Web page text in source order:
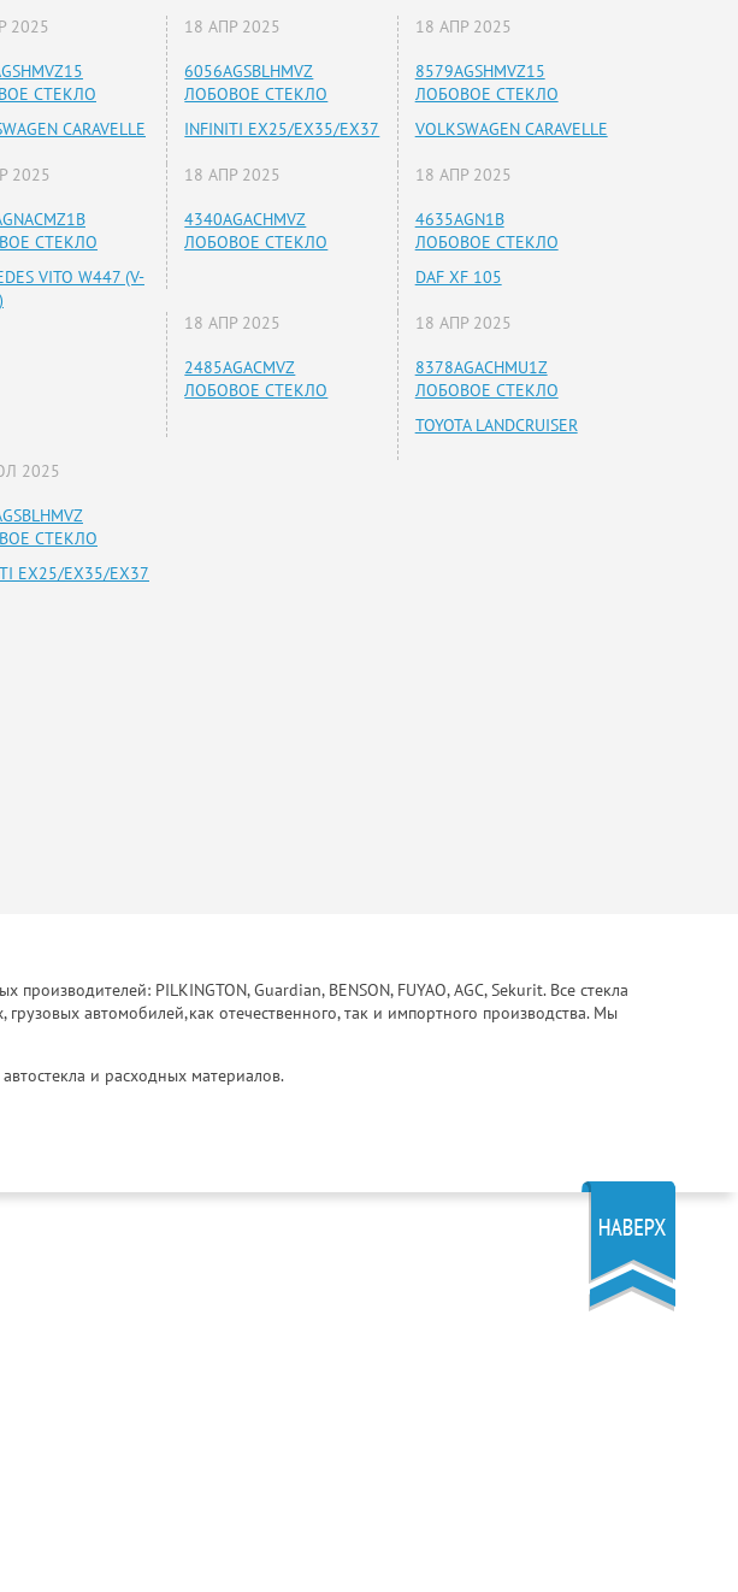
2025
СТЕКЛО
CARAVELLE
18 АПР 2025
6056AGSBLHMVZ
ЛОБОВОЕ СТЕКЛО
INFINITI EX25/EX35/EX37
18 АПР 2025
8579AGSHMVZ15
ЛОБОВОЕ СТЕКЛО
VOLKSWAGEN CARAVELLE
2025
СТЕКЛО
VITO W447 (V-
18 АПР 2025
4340AGACHMVZ
ЛОБОВОЕ СТЕКЛО
18 АПР 2025
4635AGN1B
ЛОБОВОЕ СТЕКЛО
DAF XF 105
18 АПР 2025
2485AGACMVZ
ЛОБОВОЕ СТЕКЛО
18 АПР 2025
8378AGACHMU1Z
ЛОБОВОЕ СТЕКЛО
TOYOTA LANDCRUISER
2025
СТЕКЛО
EX25/EX35/EX37
PILKINGTON, Guardian, BENSON, FUYAO, AGC, Sekurit. Все стекла
автомобилей,как отечественного, так и импортного производства. Мы
и расходных материалов.